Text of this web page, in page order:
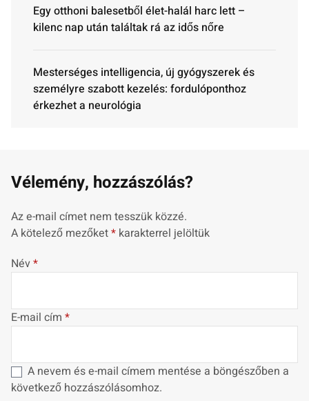
Egy otthoni balesetből élet-halál harc lett –
kilenc nap után találtak rá az idős nőre
Mesterséges intelligencia, új gyógyszerek és
személyre szabott kezelés: fordulóponthoz
érkezhet a neurológia
Vélemény, hozzászólás?
Az e-mail címet nem tesszük közzé.
A kötelező mezőket* karakterrel jelöltük
Név*
E-mail cím *
A nevem és e-mail címem mentése a böngészőben a
következő hozzászólásomhoz.